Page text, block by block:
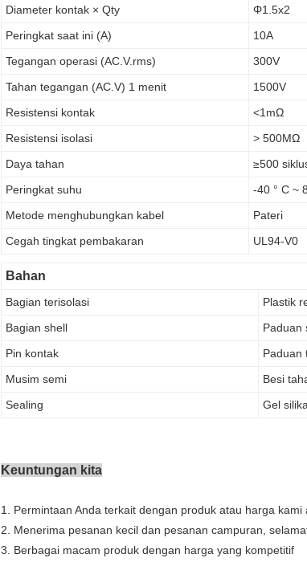
Diameter kontak × Qty
Φ1.5x2
Peringkat saat ini (A)
10A
Tegangan operasi (AC.V.rms)
300V
Tahan tegangan (AC.V) 1 menit
1500V
Resistensi kontak
<1mΩ
Resistensi isolasi
> 500MΩ
Daya tahan
≥500
Peringkat suhu
-40 ° C ~
Metode menghubungkan kabel
Pateri
Cegah tingkat pembakaran
UL94-V0
Bahan
Bagian terisolasi
Plastik
Bagian shell
Paduan
Pin kontak
Paduan
Musim semi
Besi
Sealing
Gel silika
Keuntungan kita
1. Permintaan Anda terkait dengan produk atau harga kami
2. Menerima pesanan kecil dan pesanan campuran,
3. Berbagai macam produk dengan harga yang kompetitif